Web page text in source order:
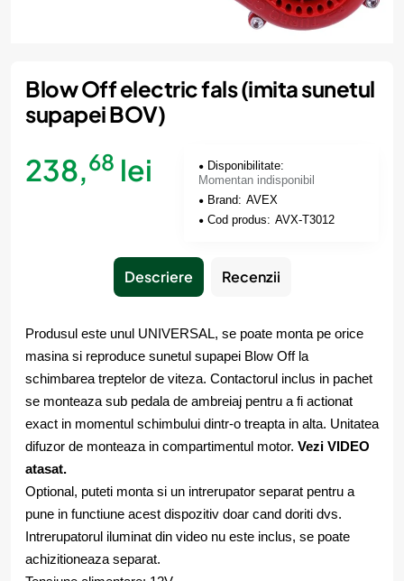
Momentan indisponibil
Blow Off electric fals (imita sunetul
supapei BOV)
238,68 lei
Disponibilitate:
Momentan indisponibil
Brand: AVEX
Cod produs: AVX-T3012
Descriere Recenzii
Produsul este unul UNIVERSAL, se poate monta pe orice
masina si reproduce sunetul supapei Blow Off la
schimbarea treptelor de viteza. Contactorul inclus in pachet
se monteaza sub pedala de ambreiaj pentru a fi actionat
exact in momentul schimbului dintr-o treapta in alta. Unitatea
difuzor de monteaza in compartimentul motor. Vezi VIDEO
atasat.
Optional, puteti monta si un intrerupator separat pentru a
pune in functiune acest dispozitiv doar cand doriti dvs.
Intrerupatorul iluminat din video nu este inclus, se poate
achizitioneaza separat.